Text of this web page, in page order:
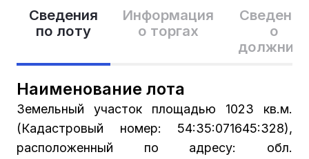
Сведения
по лоту
Информация
о торгах
Сведения
о
Наименование лота
Земельный участок площадью 1023 кв.м.
(Кадастровый номер: 54:35:071645:328),
расположенный по адресу: обл.